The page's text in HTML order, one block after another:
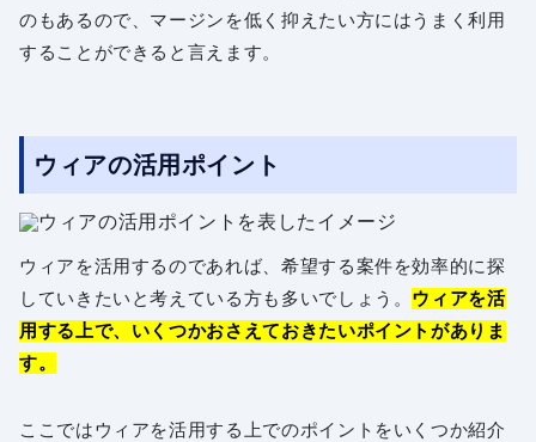
のもあるので、マージンを低く抑えたい方にはうまく利用
することができると言えます。
ウィアの活用ポイント
ウィアを活用するのであれば、希望する案件を効率的に探
していきたいと考えている方も多いでしょう。 ウィアを活
用する上で、いくつかおさえておきたいポイントがありま
す。
ここではウィアを活用する上でのポイントをいくつか紹介